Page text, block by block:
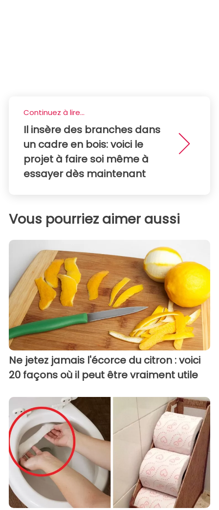
Continuez à lire...
Il insère des branches dans
un cadre en bois: voici le
projet à faire soi même à
essayer dès maintenant
Vous pourriez aimer aussi
Ne jetez jamais l'écorce du citron : voici
20 façons où il peut être vraiment utile